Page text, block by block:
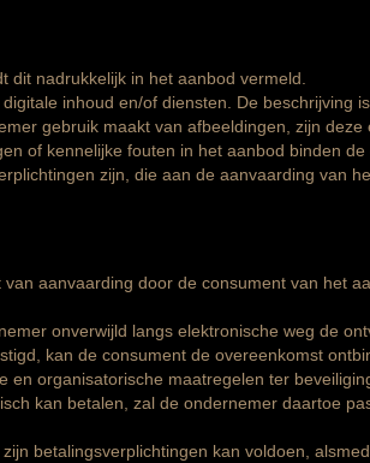
nadrukkelijk in het aanbod vermeld.
inhoud en/of diensten. De beschrijving
gebruik maakt van afbeeldingen, zijn deze
of kennelijke fouten in het aanbod binden de
zijn, die aan de aanvaarding van
aanvaarding door de consument van het
onverwijld langs elektronische weg de
kan de consument de overeenkomst
organisatorische maatregelen ter
kan betalen, zal de ondernemer daartoe
betalingsverplichtingen kan voldoen,